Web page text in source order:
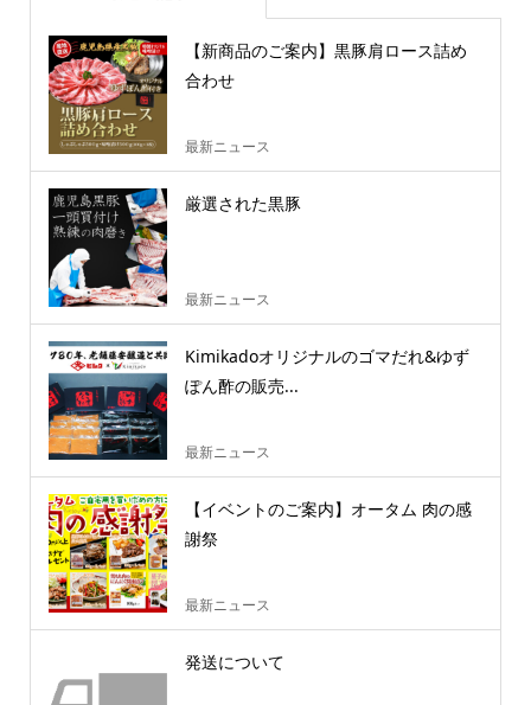
【新商品のご案内】黒豚肩ロース詰め
合わせ
最新ニュース
厳選された黒豚
最新ニュース
Kimikadoオリジナルのゴマだれ&ゆず
ぽん酢の販売...
最新ニュース
【イベントのご案内】オータム 肉の感
謝祭
最新ニュース
発送について